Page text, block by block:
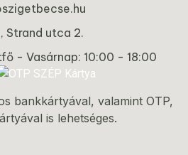
Strand utca 2.
- Vasárnap: 10:00 - 18:00
bankkártyával, valamint OTP,
is lehetséges.